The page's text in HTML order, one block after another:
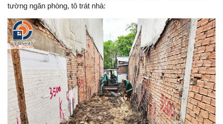
tường ngăn phòng, tô trát nhà: